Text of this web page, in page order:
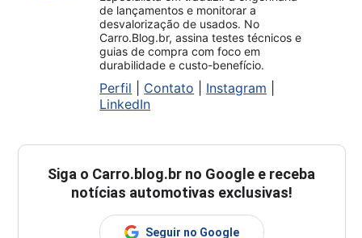
de lançamentos e monitorar a
desvalorização de usados. No
Carro.Blog.br, assina testes técnicos e
guias de compra com foco em
durabilidade e custo-benefício.
Perfil Contato Instagram
LinkedIn
Siga o Carro.blog.br no Google e receba
notícias automotivas exclusivas!
Seguir no Google